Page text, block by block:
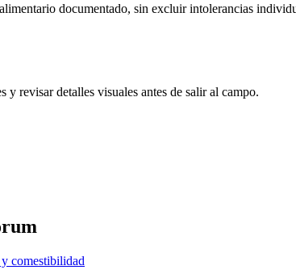
documentado, sin excluir intolerancias
y revisar detalles visuales antes de salir al campo.